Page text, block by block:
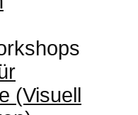
(Visuell